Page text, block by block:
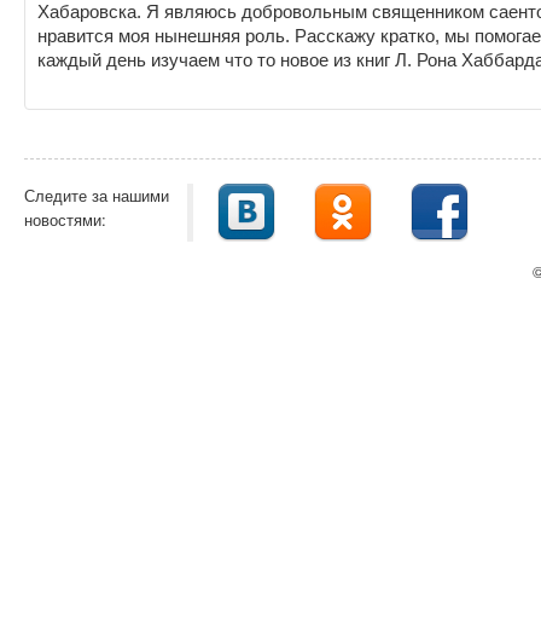
Хабаровска. Я являюсь добровольным священником
нравится моя нынешняя роль. Расскажу кратко, мы
каждый день изучаем что то новое из книг Л. Рона
Следите за нашими
новостями: